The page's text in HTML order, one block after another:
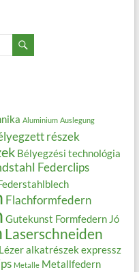
Aluminium Auslegung
részek
Bélyegzési technológia
Federclips
Flachformfedern
Gutekunst Formfedern Jó
Laserschneiden
Lézer alkatrészek expressz
Metalle Metallfedern